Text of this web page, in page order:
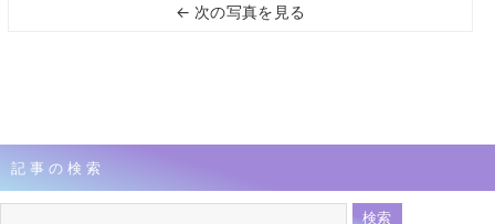
← 次の写真を見る
記事の検索